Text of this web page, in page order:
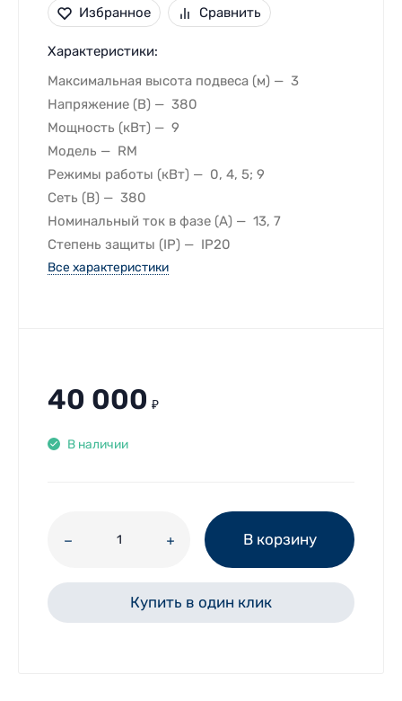
Избранное Сравнить
Характеристики:
Максимальная высота подвеса (м)
3
Напряжение (В)
380
Мощность (кВт)
9
Модель
RM
Режимы работы (кВт)
0, 4, 5; 9
Сеть (В)
380
Номинальный ток в фазе (A)
13, 7
Степень защиты (IP)
IP20
Все характеристики
40 000 ₽
В наличии
В корзину
Купить в один клик